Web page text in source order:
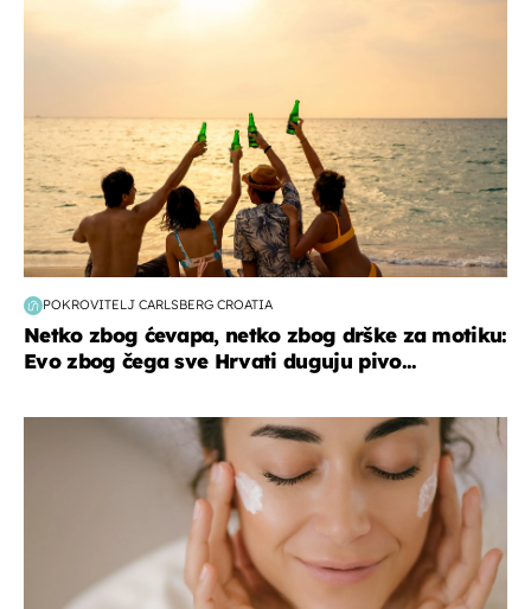
POKROVITELJ CARLSBERG CROATIA
Netko zbog ćevapa, netko zbog drške za motiku:
Evo zbog čega sve Hrvati duguju pivo...
moda & ljepota